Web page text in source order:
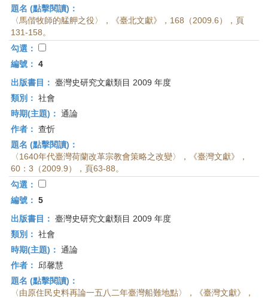
題名 (點擊閱讀)：
〈馬偕牧師的艋舺之役〉，《臺北文獻》，168（2009.6），頁
131-158。
勾選：
編號： 4
出版書目： 臺灣史研究文獻類目 2009 年度
類別： 社會
時期(主題)： 通論
作者： 查忻
題名 (點擊閱讀)：
〈1640年代臺灣荷蘭改革宗教會策略之改變〉，《臺灣文獻》，
60：3（2009.9），頁63-88。
勾選：
編號： 5
出版書目： 臺灣史研究文獻類目 2009 年度
類別： 社會
時期(主題)： 通論
作者：
邱馨慧
題名 (點擊閱讀)：
〈由原住民史料再論一五八二年臺灣船難地點〉，《臺灣文獻》，